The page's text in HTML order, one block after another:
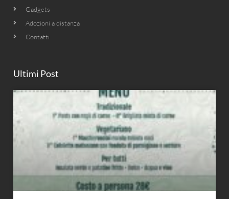
Gadgets
Adozioni a distanza
Contatti
Ultimi Post